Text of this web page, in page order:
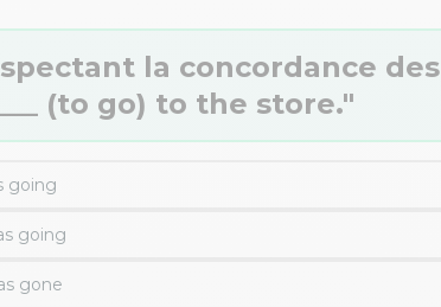
la concordance des
(to go) to the store."
going
going
gone